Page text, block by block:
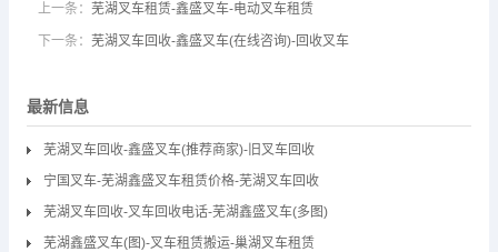
上一条： 芜湖叉车租赁-鑫盛叉车-电动叉车租赁
下一条： 芜湖叉车回收-鑫盛叉车(在线咨询)-回收叉车
最新信息
芜湖叉车回收-鑫盛叉车(推荐商家)-旧叉车回收
宁国叉车-芜湖鑫盛叉车租赁价格-芜湖叉车回收
芜湖叉车回收-叉车回收电话-芜湖鑫盛叉车(多图)
芜湖鑫盛叉车(图)-叉车租赁搬运-巢湖叉车租赁